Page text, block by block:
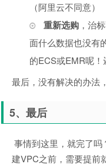
（阿里云不同意）
重新选购 ，治
面什么数据也没有
的ECS或EMR呢！
最后，没有解决的办法
5、最后
事情到这里，就完了
建VPC之前，需要提前